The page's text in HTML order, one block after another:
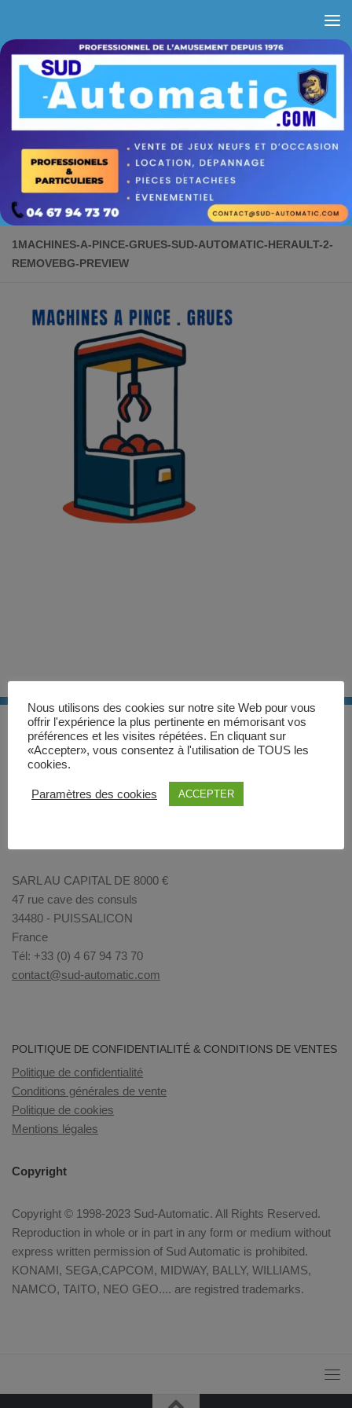
1MACHINES-A-PINCE-GRUES-SUD-AUTOMATIC-HERAULT-2-
REMOVEBG-PREVIEW
SARL AU CAPITAL DE 8000 €
47 rue cave des consuls
34480 - PUISSALICON
France
Tél: +33 (0) 4 67 94 73 70
contact@sud-automatic.com
POLITIQUE DE CONFIDENTIALITÉ & CONDITIONS DE VENTES
Politique de confidentialité
Conditions générales de vente
Politique de cookies
Mentions légales
Copyright
Copyright © 1998-2023 Sud-Automatic. All Rights Reserved.
Reproduction in whole or in part in any form or medium without
express written permission of Sud Automatic is prohibited.
KONAMI, SEGA,CAPCOM, MIDWAY, BALLY, WILLIAMS,
NAMCO, TAITO, NEO GEO.... are registred trademarks.
Nous utilisons des cookies sur notre site Web pour vous
offrir l'expérience la plus pertinente en mémorisant vos
préférences et les visites répétées. En cliquant sur
«Accepter», vous consentez à l'utilisation de TOUS les
cookies.
Paramètres des cookies ACCEPTER